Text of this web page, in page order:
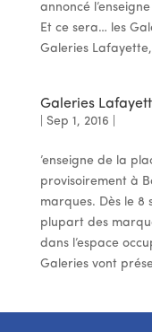
annoncé
Et ce sera… les
Galeries
Galeries
Sep 1, 2016
’enseigne de la
provisoirement à
marques. Dès le
plupart des
dans l’espace
Galeries vont